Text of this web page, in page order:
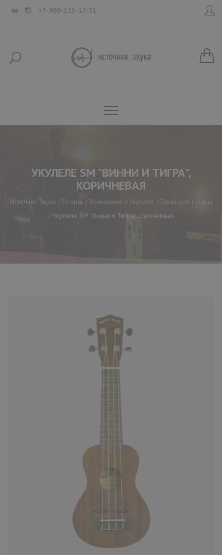
+7-900-123-17-71
УКУЛЕЛЕ SM "ВИННИ И ТИГРА",
КОРИЧНЕВАЯ
Источник Звука Гитары Этнические Укулеле
Гавайские гитары
Укулеле SM "Винни и Тигра", коричневая